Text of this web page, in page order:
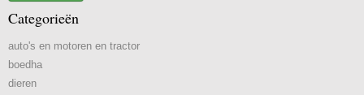
Categorieën
auto's en motoren en tractor
boedha
dieren